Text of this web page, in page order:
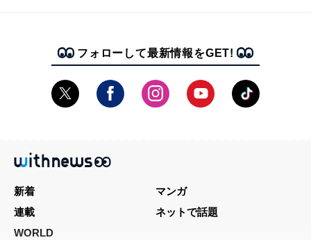
フォローして最新情報をGET!
新着
マンガ
連載
ネットで話題
WORLD